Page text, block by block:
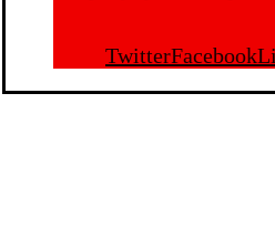
TwitterFacebook